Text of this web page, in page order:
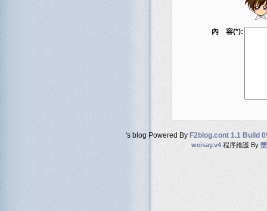
內 容(*):
's blog Powered By F2blog.cont 1.1 Build
weisay.v4程序維護 By